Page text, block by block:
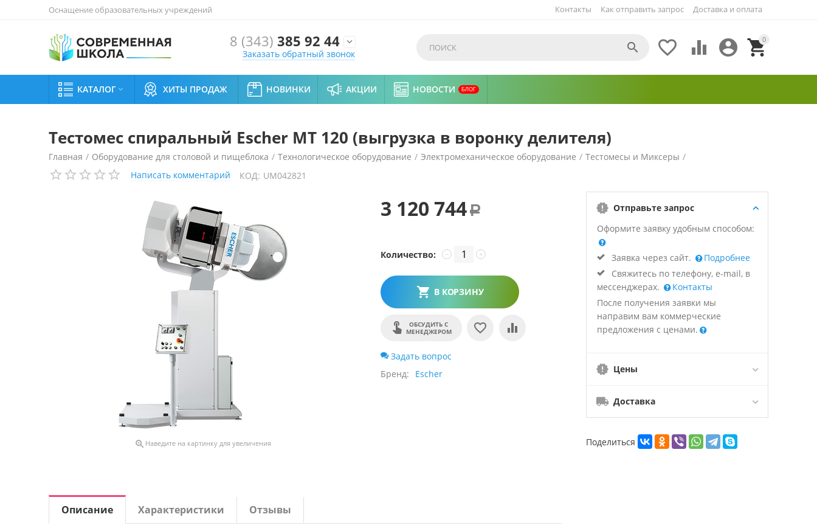
Оснащение образовательных учреждений Как отправить запрос Доставка и оплата
Контакты
8 (343) 385 92 44 
Заказать обратный звонок
0


 

КАТАЛОГ  ХИТЫ ПРОДАЖ НОВИНКИ АКЦИИ НОВОСТИ БЛОГ
Тестомес спиральный Escher MT 120 (выгрузка в воронку делителя)
Главная / Оборудование для столовой и пищеблока / Технологическое оборудование / Электромеханическое оборудование / Тестомесы и Миксеры /
Тестомес спиральный Escher MT 120 (выгрузка в воронку делителя)
Написать комментарий КОД: UM042821
 Наведите на картинку для увеличения
3 120 744 Р
Количество: +
−
В КОРЗИНУ
ОБСУДИТЬ С
МЕНЕДЖЕРОМ
Задать вопрос
Бренд
Escher
Отправьте запрос
Оформите заявку удобным способом:
Заявка через сайт.
Подробнее
Свяжитесь по телефону, e-mail, в
мессенджерах.
Контакты
После получения заявки мы
направим вам коммерческие
предложения с ценами.
Цены
Доставка
Поделиться
Описание Характеристики Отзывы